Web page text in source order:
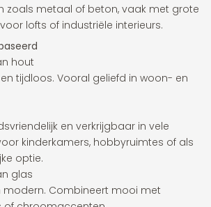
zoals metaal of beton, vaak met grote
lofts of industriële interieurs.
hout
tijdloos. Vooral geliefd in woon- en
en verkrijgbaar in vele
kinderkamers, hobbyruimtes of als
optie.
glas
modern. Combineert mooi met